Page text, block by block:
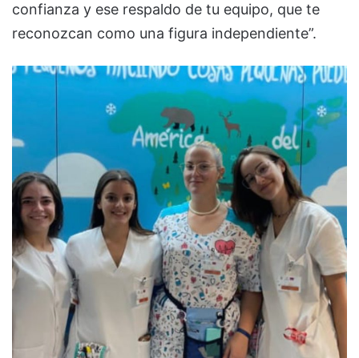
confianza y ese respaldo de tu equipo, que te
reconozcan como una figura independiente”.